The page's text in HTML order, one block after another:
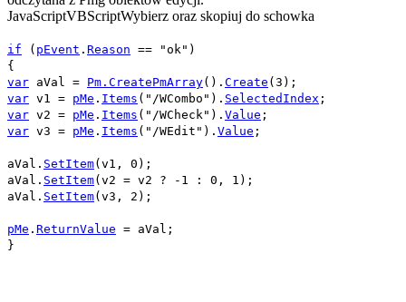
JavaScriptVBScriptWybierz oraz skopiuj do schowka
if ( pEvent . Reason == "ok" )
{
var aVal = Pm.CreatePmArray(). Create ( 3 );
var v1 = pMe . Items ( "/WCombo" ). SelectedIndex ;
var v2 = pMe . Items ( "/WCheck" ). Value ;
var v3 = pMe . Items ( "/WEdit" ). Value ;
aVal . SetItem( v1 , 0 );
aVal . SetItem( v2 = v2 ? -1 : 0 , 1 );
aVal . SetItem( v3 , 2 );
pMe . ReturnValue = aVal ;
}